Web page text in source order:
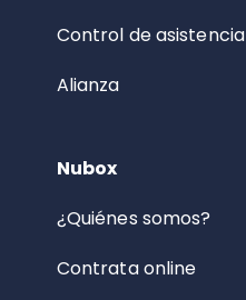
Control de asistencia
Alianza
Nubox
¿Quiénes somos?
Contrata online